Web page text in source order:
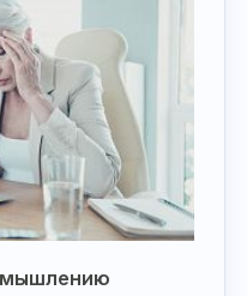
мышлению